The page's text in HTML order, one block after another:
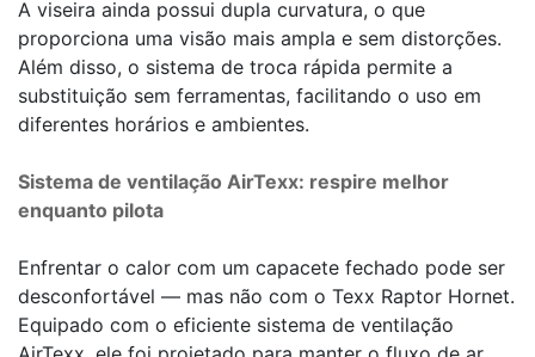
A viseira ainda possui dupla curvatura, o que
proporciona uma visão mais ampla e sem distorções.
Além disso, o sistema de troca rápida permite a
substituição sem ferramentas, facilitando o uso em
diferentes horários e ambientes.
Sistema de ventilação AirTexx: respire melhor
enquanto pilota
Enfrentar o calor com um capacete fechado pode ser
desconfortável — mas não com o Texx Raptor Hornet.
Equipado com o eficiente sistema de ventilação